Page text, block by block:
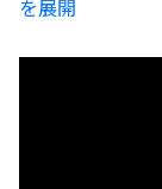
を展開